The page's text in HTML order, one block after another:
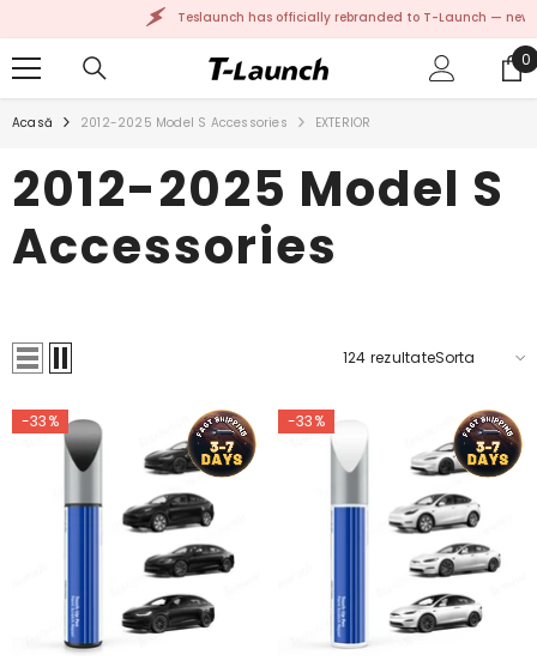
TRECI LA CONȚINUT Teslaunch has officially rebranded to T-Launch — new
0
0
Acasă 2012-2025 Model S Accessories EXTERIOR
2012-2025 Model S
Accessories
124 rezultateSorta
-33% -33%